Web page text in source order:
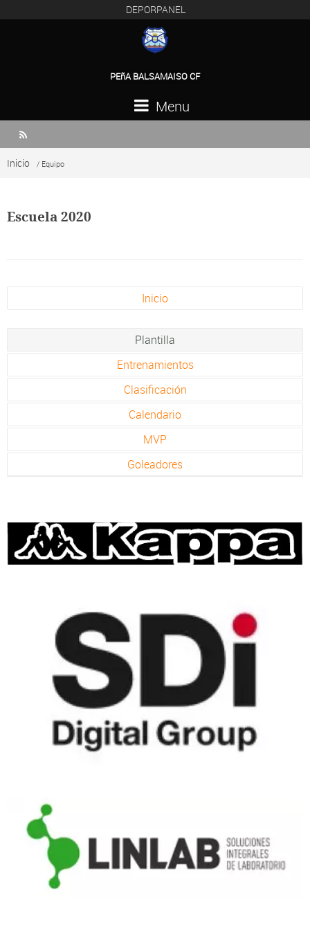
DEPORPANEL
PEñA BALSAMAISO CF
Menu

Inicio / Equipo
Escuela 2020
Inicio
Plantilla
Entrenamientos
Clasificación
Calendario
MVP
Goleadores